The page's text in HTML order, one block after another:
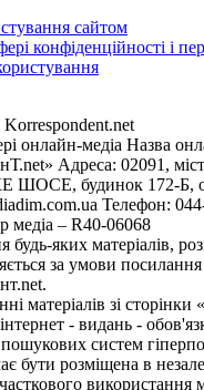
сайтом
конфіденційності і
онлайн-медіа Назва
Адреса: 02091,
будинок 172-Б,
Телефон:
медіа – R40-06068
будь-яких матеріалів,
за умови
матеріалів зі
інтернет - видань -
пошукових систем
бути розміщена в
використання